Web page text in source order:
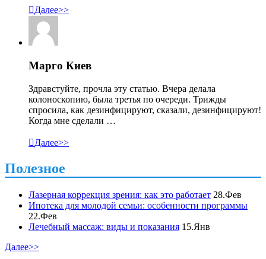
Далее>>
Марго Киев
Здравстуйте, прочла эту статью. Вчера делала
колоноскопию, была третья по очереди. Трижды
спросила, как дезинфицируют, сказали, дезинфицируют!
Когда мне сделали …
Далее>>
Полезное
Лазерная коррекция зрения: как это работает 28.Фев
Ипотека для молодой семьи: особенности программы
22.Фев
Лечебный массаж: виды и показания 15.Янв
Далее>>